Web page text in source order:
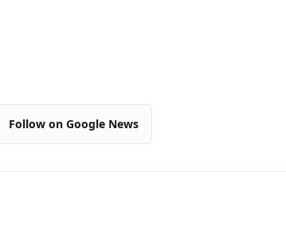
Follow on Google News